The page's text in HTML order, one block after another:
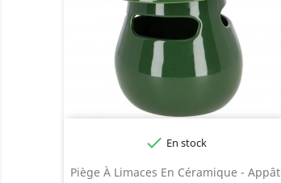
Piège À Limaces En Céramique - Appât
 En stock